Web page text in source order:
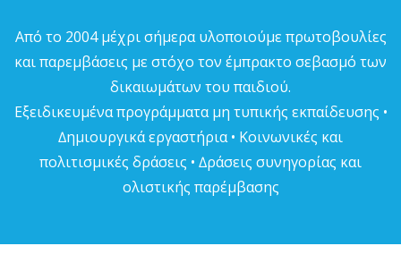
Από το 2004 µέχρι σήµερα υλοποιούµε πρωτοβουλίες
και παρεµβάσεις µε στόχο τον έµπρακτο σεβασµό των
δικαιωµάτων του παιδιού.
Εξειδικευµένα προγράµµατα µη τυπικής εκπαίδευσης •
∆ηµιουργικά εργαστήρια • Κοινωνικές και
πολιτισµικές δράσεις • ∆ράσεις συνηγορίας και
ολιστικής παρέµβασης